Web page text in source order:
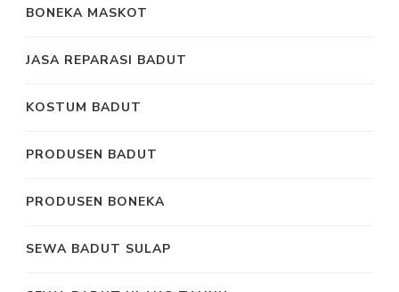
BONEKA MASKOT
JASA REPARASI BADUT
KOSTUM BADUT
PRODUSEN BADUT
PRODUSEN BONEKA
SEWA BADUT SULAP